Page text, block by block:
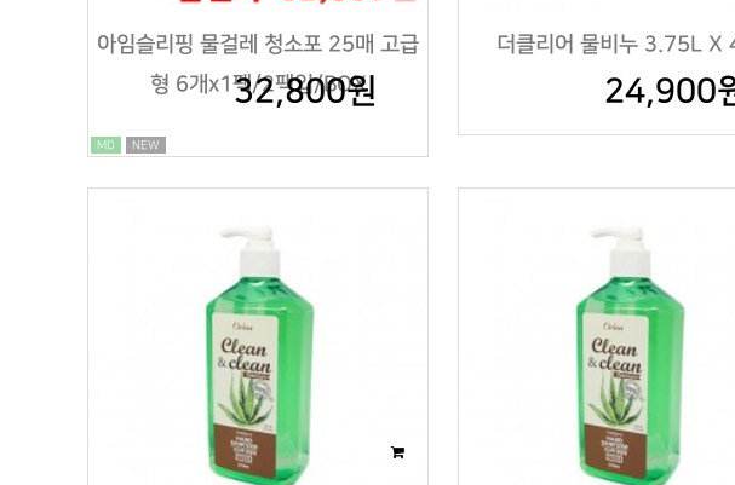
아임슬리핑 물걸레 청소포 25매 고급
형 6개x1팩/2팩입/BOX
32,800원
MD NEW
더클리어 물비누 3.75L X
24,900